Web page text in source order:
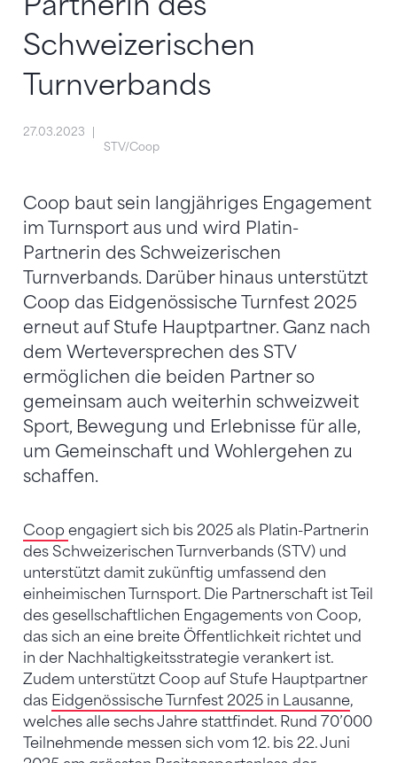
Schweizerischen
Turnverbands
27.03.2023
STV/Coop
Coop baut sein langjähriges Engagement
im Turnsport aus und wird Platin-
Partnerin des Schweizerischen
Turnverbands. Darüber hinaus unterstützt
Coop das Eidgenössische Turnfest 2025
erneut auf Stufe Hauptpartner. Ganz nach
dem Werteversprechen des STV
ermöglichen die beiden Partner so
gemeinsam auch weiterhin schweizweit
Sport, Bewegung und Erlebnisse für alle,
um Gemeinschaft und Wohlergehen zu
schaffen.
Coop engagiert sich bis 2025 als Platin-Partnerin
des Schweizerischen Turnverbands (STV) und
unterstützt damit zukünftig umfassend den
einheimischen Turnsport. Die Partnerschaft ist Teil
des gesellschaftlichen Engagements von Coop,
das sich an eine breite Öffentlichkeit richtet und
in der Nachhaltigkeitsstrategie verankert ist.
Zudem unterstützt Coop auf Stufe Hauptpartner
das Eidgenössische Turnfest 2025 in Lausanne,
welches alle sechs Jahre stattfindet. Rund 70’000
Teilnehmende messen sich vom 12. bis 22. Juni